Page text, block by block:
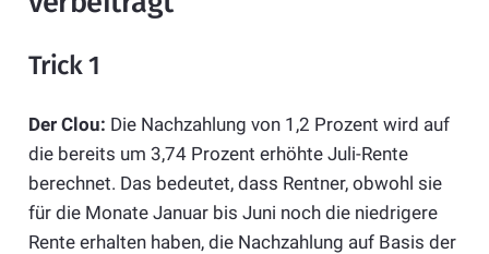
Trick 1
Der Clou: Die Nachzahlung von 1,2 Prozent wird auf
die bereits um 3,74 Prozent erhöhte Juli-Rente
berechnet. Das bedeutet, dass Rentner, obwohl sie
für die Monate Januar bis Juni noch die niedrigere
Rente erhalten haben, die Nachzahlung auf Basis der